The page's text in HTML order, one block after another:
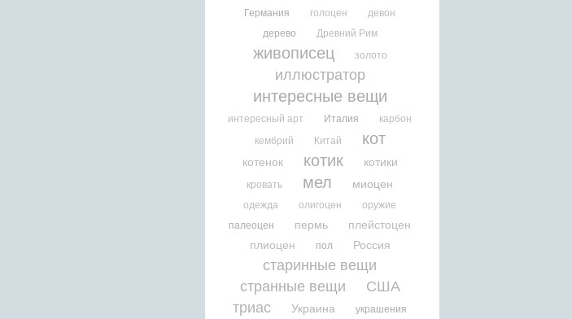
Германия
голоцен
девон
дерево
Древний Рим
живописец золото
иллюстратор
интересные вещи
интересный арт Италия
карбон
кембрий
Китай кот
котенок котик котики
кровать мел миоцен
одежда олигоцен
оружие
палеоцен
пермь
плейстоцен
плиоцен
пол Россия
старинные вещи
странные вещи
США
триас
Украина украшения